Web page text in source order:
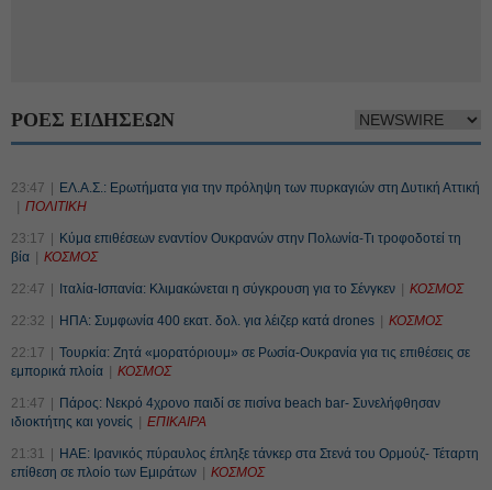
ΡΟΕΣ ΕΙΔΗΣΕΩΝ
23:47 ΕΛ.Α.Σ.: Ερωτήματα για την πρόληψη των πυρκαγιών στη Δυτική Αττική
ΠΟΛΙΤΙΚΗ
23:17
Κύμα επιθέσεων εναντίον Ουκρανών στην Πολωνία-Τι τροφοδοτεί τη
βία
ΚΟΣΜΟΣ
22:47 Ιταλία-Ισπανία: Κλιμακώνεται η σύγκρουση για το Σένγκεν ΚΟΣΜΟΣ
22:32 ΗΠΑ: Συμφωνία 400 εκατ. δολ. για λέιζερ κατά drones ΚΟΣΜΟΣ
22:17
Τουρκία: Ζητά «μορατόριουμ» σε Ρωσία-Ουκρανία για τις επιθέσεις σε
εμπορικά πλοία
ΚΟΣΜΟΣ
21:47
Πάρος: Νεκρό 4χρονο παιδί σε πισίνα beach bar- Συνελήφθησαν
ιδιοκτήτης και γονείς
ΕΠΙΚΑΙΡΑ
21:31
ΗΑΕ: Ιρανικός πύραυλος έπληξε τάνκερ στα Στενά του Ορμούζ- Τέταρτη
επίθεση σε πλοίο των Εμιράτων
ΚΟΣΜΟΣ